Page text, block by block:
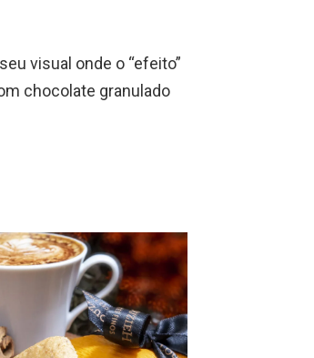
visual onde o “efeito”
chocolate granulado